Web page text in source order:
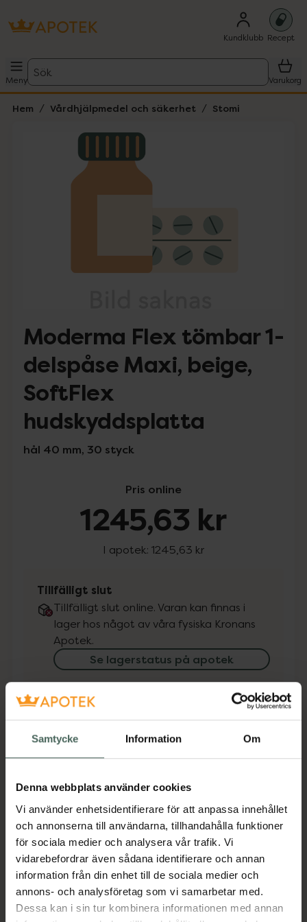
Samtycke Information Om
Denna webbplats använder cookies
Vi använder enhetsidentifierare för att anpassa innehållet
och annonserna till användarna, tillhandahålla funktioner
för sociala medier och analysera vår trafik. Vi
vidarebefordrar även sådana identifierare och annan
information från din enhet till de sociala medier och
annons- och analysföretag som vi samarbetar med.
Dessa kan i sin tur kombinera informationen med annan
Kundklubb Recept
Meny
Sök
Varukorg
Hem Vårdhjälpmedel och säkerhet Stomi
Lista: . Innehåller 1 objekt.
Moderma Flex tömbar 1-
delspåse Maxi, beige,
SoftFlex
hudskyddsplatta
hål 40 mm, 30 styck
Pris online
1245,63 kr
I apotek: 1245,63 kr
Tillfälligt slut
Tillfälligt slut online. Varan kan finnas i
lager hos något av våra fysiska Kronans
Apotek.
Se lagerstatus på apotek
Få mejl när varan finns i lager online
Spara
Aktuella erbjudanden
Beskrivning Dölj